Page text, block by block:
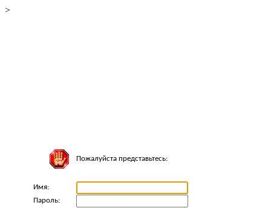
>
Пожалуйста представьтесь:
Имя:
Пароль: